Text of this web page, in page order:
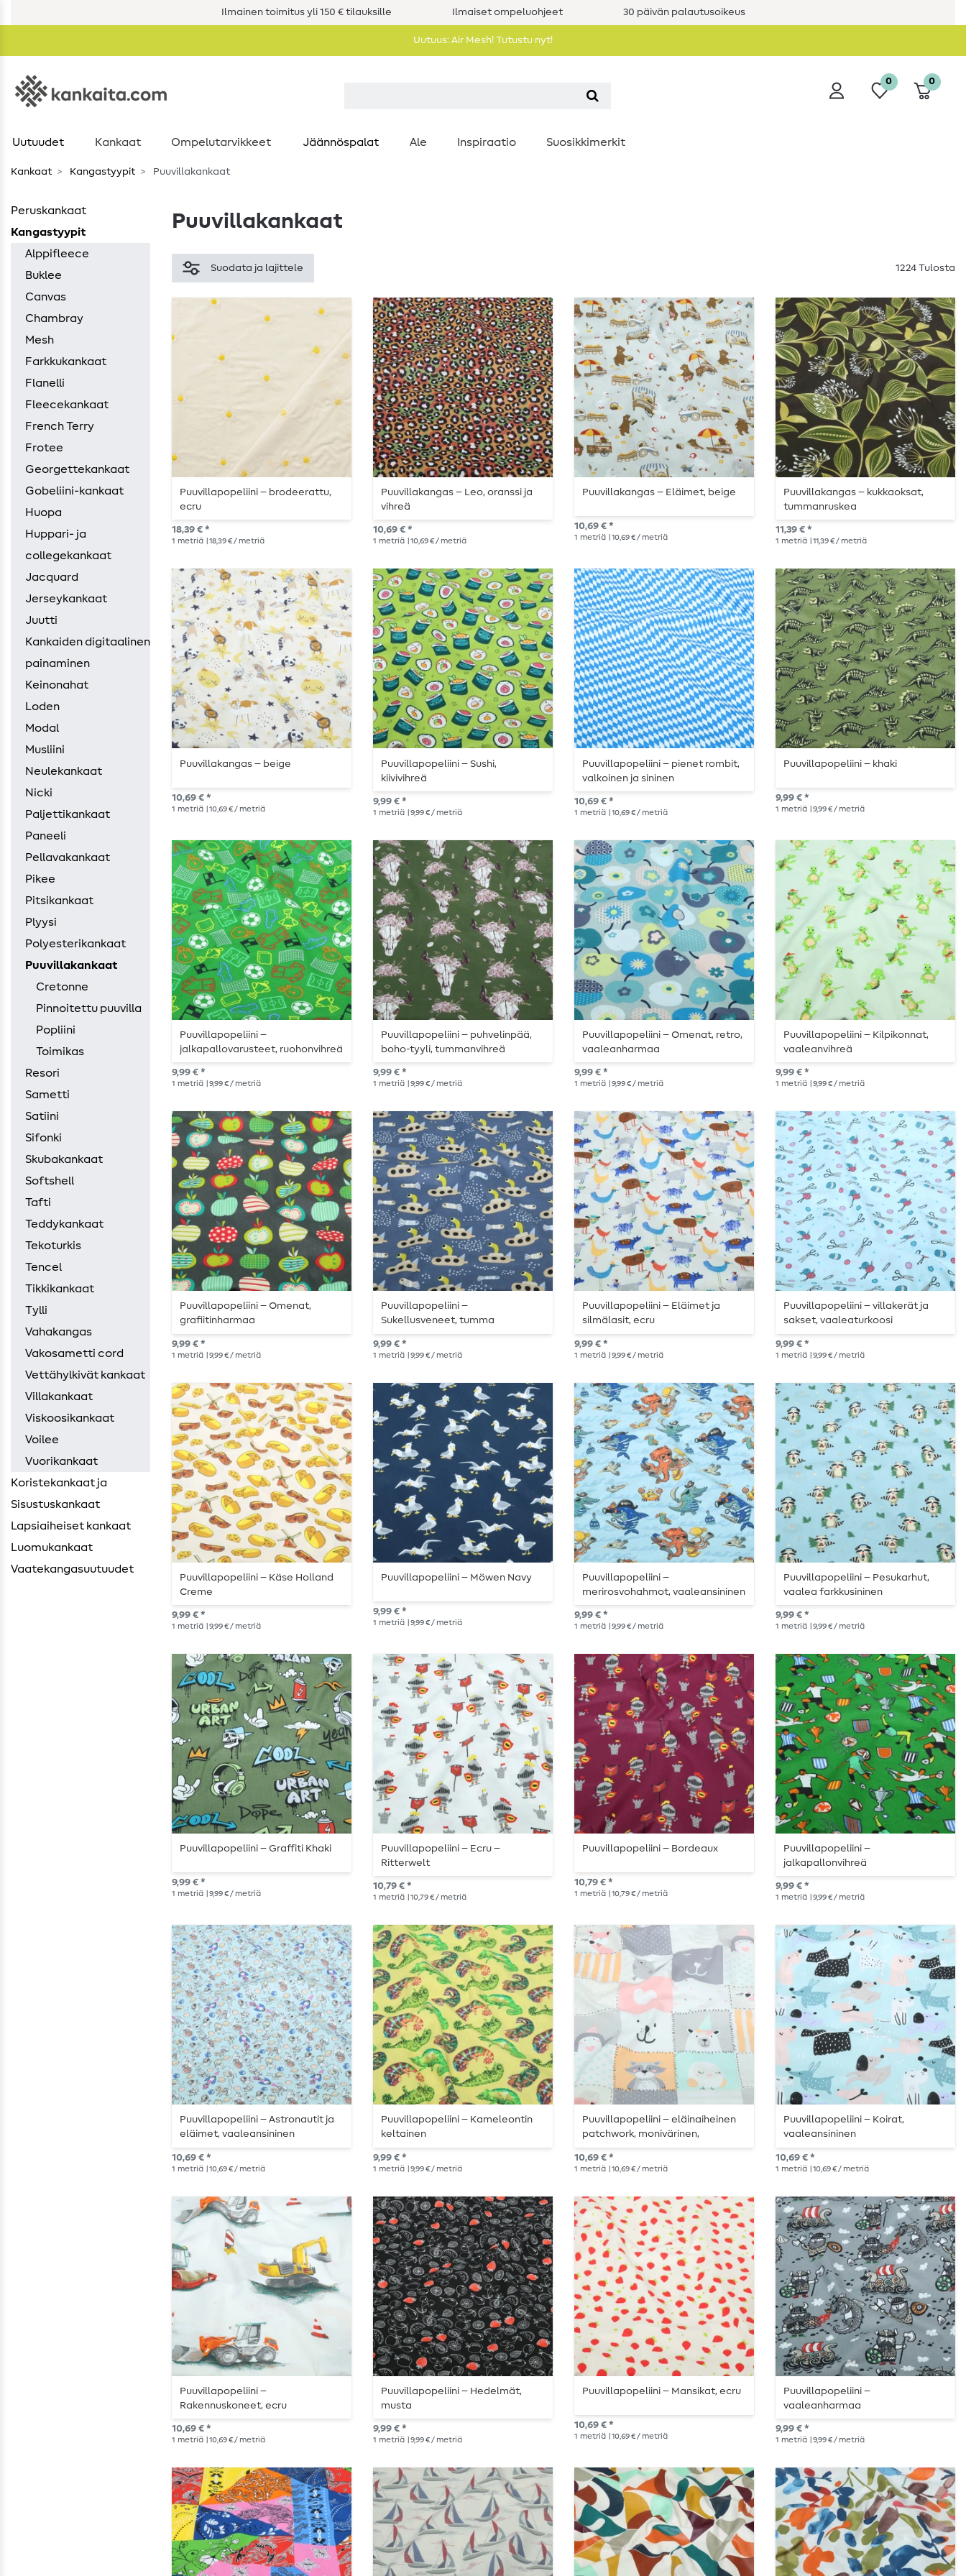
Ilmainen toimitus yli 150 € tilauksille Ilmaiset ompeluohjeet 30 päivän palautusoikeus
Uutuus: Air Mesh! Tutustu nyt!
0 0
Uutuudet Kankaat Ompelutarvikkeet Jäännöspalat Ale Inspiraatio Suosikkimerkit
Kankaat Kangastyypit Puuvillakankaat
Peruskankaat
Kangastyypit
Alppifleece
Buklee
Canvas
Chambray
Mesh
Farkkukankaat
Flanelli
Fleecekankaat
French Terry
Frotee
Georgettekankaat
Gobeliini-kankaat
Huopa
Huppari- ja
collegekankaat
Jacquard
Jerseykankaat
Juutti
Kankaiden digitaalinen
painaminen
Keinonahat
Loden
Modal
Musliini
Neulekankaat
Nicki
Paljettikankaat
Paneeli
Pellavakankaat
Pikee
Pitsikankaat
Plyysi
Polyesterikankaat
Puuvillakankaat
Cretonne
Pinnoitettu puuvilla
Popliini
Toimikas
Resori
Sametti
Satiini
Sifonki
Skubakankaat
Softshell
Tafti
Teddykankaat
Tekoturkis
Tencel
Tikkikankaat
Tylli
Vahakangas
Vakosametti cord
Vettähylkivät kankaat
Villakankaat
Viskoosikankaat
Voilee
Vuorikankaat
Koristekankaat ja
Sisustuskankaat
Lapsiaiheiset kankaat
Luomukankaat
Vaatekangasuutuudet
Puuvillakankaat
Suodata ja lajittele 1224 Tulosta
Puuvillapopeliini – brodeerattu,
ecru
18,39 € *
1 metriä | 18,39 € / metriä
Puuvillakangas – Leo, oranssi ja
vihreä
10,69 € *
1 metriä | 10,69 € / metriä
Puuvillakangas – Eläimet, beige
10,69 € *
1 metriä | 10,69 € / metriä
Puuvillakangas – kukkaoksat,
tummanruskea
11,39 € *
1 metriä | 11,39 € / metriä
Puuvillakangas – beige
10,69 € *
1 metriä | 10,69 € / metriä
Puuvillapopeliini – Sushi,
kiivivihreä
9,99 € *
1 metriä | 9,99 € / metriä
Puuvillapopeliini – pienet rombit,
valkoinen ja sininen
10,69 € *
1 metriä | 10,69 € / metriä
Puuvillapopeliini – khaki
9,99 € *
1 metriä | 9,99 € / metriä
Puuvillapopeliini –
jalkapallovarusteet, ruohonvihreä
9,99 € *
1 metriä | 9,99 € / metriä
Puuvillapopeliini – puhvelinpää,
boho-tyyli, tummanvihreä
9,99 € *
1 metriä | 9,99 € / metriä
Puuvillapopeliini – Omenat, retro,
vaaleanharmaa
9,99 € *
1 metriä | 9,99 € / metriä
Puuvillapopeliini – Kilpikonnat,
vaaleanvihreä
9,99 € *
1 metriä | 9,99 € / metriä
Puuvillapopeliini – Omenat,
grafiitinharmaa
9,99 € *
1 metriä | 9,99 € / metriä
Puuvillapopeliini –
Sukellusveneet, tumma
farkkusininen
9,99 € *
1 metriä | 9,99 € / metriä
Puuvillapopeliini – Eläimet ja
silmälasit, ecru
9,99 € *
1 metriä | 9,99 € / metriä
Puuvillapopeliini – villakerät ja
sakset, vaaleaturkoosi
9,99 € *
1 metriä | 9,99 € / metriä
Puuvillapopeliini – Käse Holland
Creme
9,99 € *
1 metriä | 9,99 € / metriä
Puuvillapopeliini – Möwen Navy
9,99 € *
1 metriä | 9,99 € / metriä
Puuvillapopeliini –
merirosvohahmot, vaaleansininen
9,99 € *
1 metriä | 9,99 € / metriä
Puuvillapopeliini – Pesukarhut,
vaalea farkkusininen
9,99 € *
1 metriä | 9,99 € / metriä
Puuvillapopeliini – Graffiti Khaki
9,99 € *
1 metriä | 9,99 € / metriä
Puuvillapopeliini – Ecru –
Ritterwelt
10,79 € *
1 metriä | 10,79 € / metriä
Puuvillapopeliini – Bordeaux
10,79 € *
1 metriä | 10,79 € / metriä
Puuvillapopeliini –
jalkapallonvihreä
9,99 € *
1 metriä | 9,99 € / metriä
Puuvillapopeliini – Astronautit ja
eläimet, vaaleansininen
10,69 € *
1 metriä | 10,69 € / metriä
Puuvillapopeliini – Kameleontin
keltainen
9,99 € *
1 metriä | 9,99 € / metriä
Puuvillapopeliini – eläinaiheinen
patchwork, monivärinen,
pastellivärit
10,69 € *
1 metriä | 10,69 € / metriä
Puuvillapopeliini – Koirat,
vaaleansininen
10,69 € *
1 metriä | 10,69 € / metriä
Puuvillapopeliini –
Rakennuskoneet, ecru
10,69 € *
1 metriä | 10,69 € / metriä
Puuvillapopeliini – Hedelmät,
musta
9,99 € *
1 metriä | 9,99 € / metriä
Puuvillapopeliini – Mansikat, ecru
10,69 € *
1 metriä | 10,69 € / metriä
Puuvillapopeliini –
vaaleanharmaa
9,99 € *
1 metriä | 9,99 € / metriä